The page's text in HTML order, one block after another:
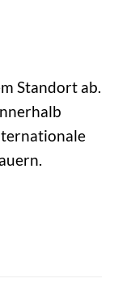
Standort ab.